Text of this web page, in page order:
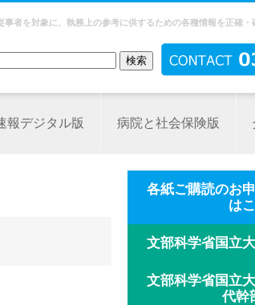
者を対象に、執務上の参考に供するための各種情報を正確・
報デジタル版 病院と社会保険版
各紙ご購読のお
は
文部科学省国立
文部科学省国立
代幹